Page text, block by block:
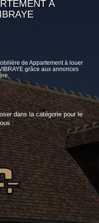
A
de Appartement à louer
grâce aux annonces
dans la catégorie pour le
: